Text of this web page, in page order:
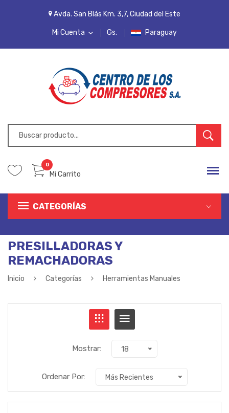
Avda. San Blás Km. 3,7, Ciudad del Este
Mi Cuenta
MI CUENTA
LISTA DE DESEOS
PEDIDOS
INICIAR SESIÓN
REGISTRARSE
Gs. Paraguay
Mi Carrito
0
CATEGORÍAS
PRESILLADORAS Y
REMACHADORAS
Inicio Categorías Herramientas Manuales
Mostrar: 18
Ordenar Por: Más Recientes